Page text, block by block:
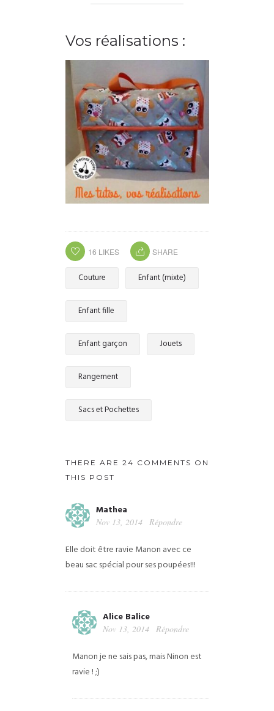
Vos réalisations :
16 LIKES SHARE
Couture Enfant (mixte)
Enfant fille
Enfant garçon Jouets
Rangement
Sacs et Pochettes
THERE ARE 24 COMMENTS ON
THIS POST
Mathea
Nov 13, 2014 Répondre
Elle doit être ravie Manon avec ce
beau sac spécial pour ses poupées!!!
Alice Balice
Nov 13, 2014 Répondre
Manon je ne sais pas, mais Ninon est
ravie ! ;)